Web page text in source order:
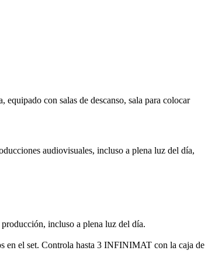
con salas de descanso, sala para colocar
audiovisuales, incluso a plena luz del día,
incluso a plena luz del día.
en el set. Controla hasta 3 INFINIMAT con la caja de